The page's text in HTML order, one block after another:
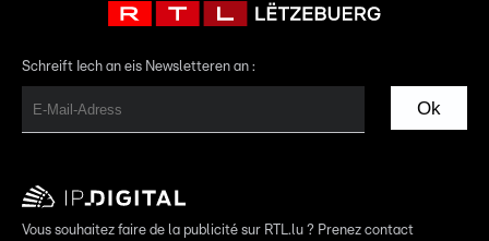
Schreift Iech an eis Newsletteren an :
Ok
Vous souhaitez faire de la publicité sur RTL.lu ? Prenez contact